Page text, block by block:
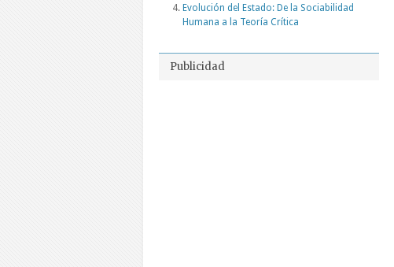
Evolución del Estado: De la Sociabilidad
Humana a la Teoría Crítica
Publicidad